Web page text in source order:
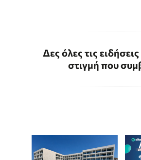
Δες όλες τις
στιγμή που